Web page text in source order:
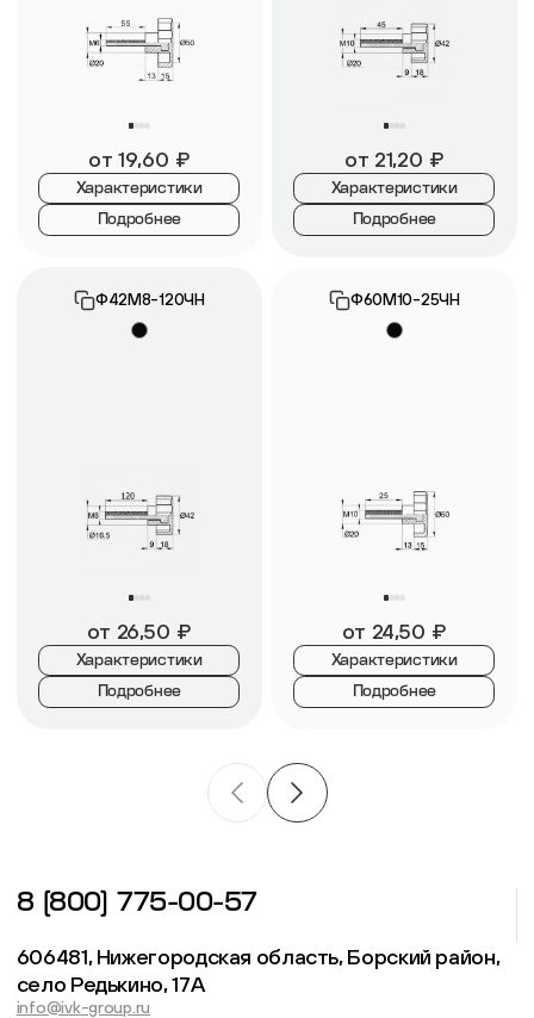
от 19,60 ₽
Характеристики
Подробнее
от 21,20 ₽
Характеристики
Подробнее
Ф42М8-120ЧН
от 26,50 ₽
Характеристики
Подробнее
Ф60М10-25ЧН
от 24,50 ₽
Характеристики
Подробнее
8 (800) 775-00-57
606481, Нижегородская область, Борский район,
село Редькино, 17А
info@ivk-group.ru